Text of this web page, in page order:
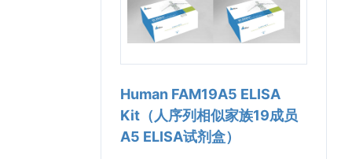
Human FAM19A5 ELISA
Kit（人序列相似家族19成员
A5 ELISA试剂盒）